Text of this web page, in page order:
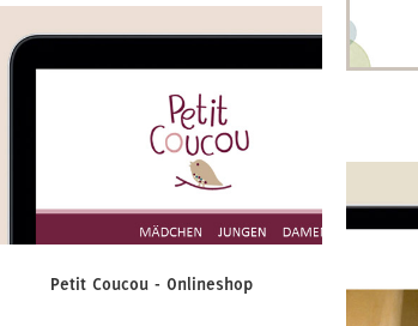
Petit Coucou - Onlineshop